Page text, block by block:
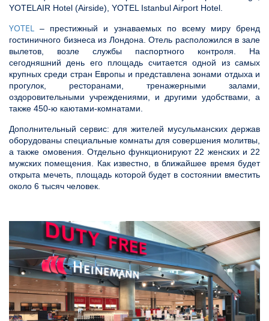
YOTELAIR Hotel (Airside), YOTEL Istanbul Airport Hotel.
YOTEL – престижный и узнаваемых по всему миру бренд
гостиничного бизнеса из Лондона. Отель расположился в зале
вылетов, возле службы паспортного контроля. На
сегодняшний день его площадь считается одной из самых
крупных среди стран Европы и представлена зонами отдыха и
прогулок, ресторанами, тренажерными залами,
оздоровительными учреждениями, и другими удобствами, а
также 450-ю каютами-комнатами.
Дополнительный сервис: для жителей мусульманских держав
оборудованы специальные комнаты для совершения молитвы,
а также омовения. Отдельно функционируют 22 женских и 22
мужских помещения. Как известно, в ближайшее время будет
открыта мечеть, площадь которой будет в состоянии вместить
около 6 тысяч человек.